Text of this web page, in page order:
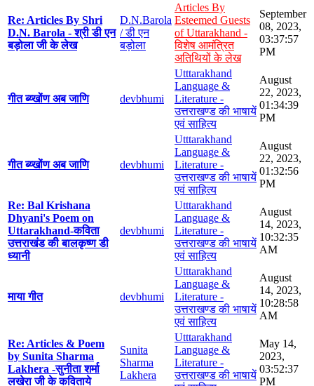
Re: Articles By Shri
D.N. Barola - श्री डी एन
बड़ोला जी के लेख
D.N.Barola
/ डी एन
बड़ोला
Articles By
Esteemed Guests
of Uttarakhand -
विशेष आमंत्रित
अतिथियों के लेख
September
08, 2023,
03:37:57
PM
गीत ब्य्खोंण अब जाणि devbhumi
Utttarakhand
Language &
Literature -
उत्तराखण्ड की भाषायें
एवं साहित्य
August
22, 2023,
01:34:39
PM
गीत ब्य्खोंण अब जाणि devbhumi
Utttarakhand
Language &
Literature -
उत्तराखण्ड की भाषायें
एवं साहित्य
August
22, 2023,
01:32:56
PM
Re: Bal Krishana
Dhyani's Poem on
Uttarakhand-कविता
उत्तराखंड की बालकृष्ण डी
ध्यानी
devbhumi
Utttarakhand
Language &
Literature -
उत्तराखण्ड की भाषायें
एवं साहित्य
August
14, 2023,
10:32:35
AM
माया गीत devbhumi
Utttarakhand
Language &
Literature -
उत्तराखण्ड की भाषायें
एवं साहित्य
August
14, 2023,
10:28:58
AM
Re: Articles & Poem
by Sunita Sharma
Lakhera -सुनीता शर्मा
लखेरा जी के कविताये
Sunita
Sharma
Lakhera
Utttarakhand
Language &
Literature -
उत्तराखण्ड की भाषायें
May 14,
2023,
03:52:37
PM